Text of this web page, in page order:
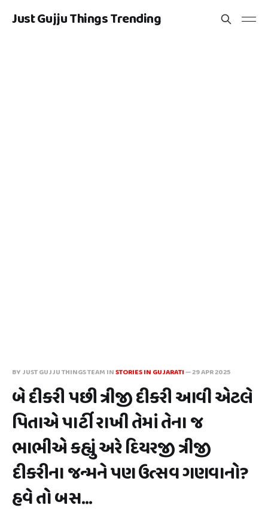
Just Gujju Things Trending
BY JUST GUJJU THINGS TEAM INSTORIES IN GUJARATI—29 APR 2025
બે દીકરી પછી ત્રીજી દીકરી આવી એટલે
પિતાએ પાર્ટી રાખી તેમાં તેના જ
ભાભીએ કહ્યું અરે દિયરજી ત્રીજી
દીકરીના જન્મને પણ ઉત્સવ ગણવાનો?
હવે તો બસ...